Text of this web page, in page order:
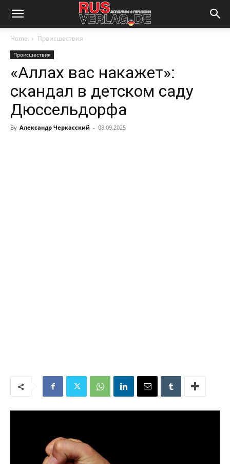
Home Происшествия
Происшествия
«Аллах вас накажет»:
скандал в детском саду
Дюссельдорфа
By Александр Черкасский - 08.09.2025